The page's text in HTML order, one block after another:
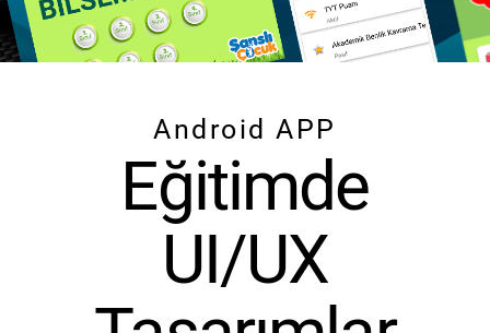
Android APP
Eğitimde
UI/UX